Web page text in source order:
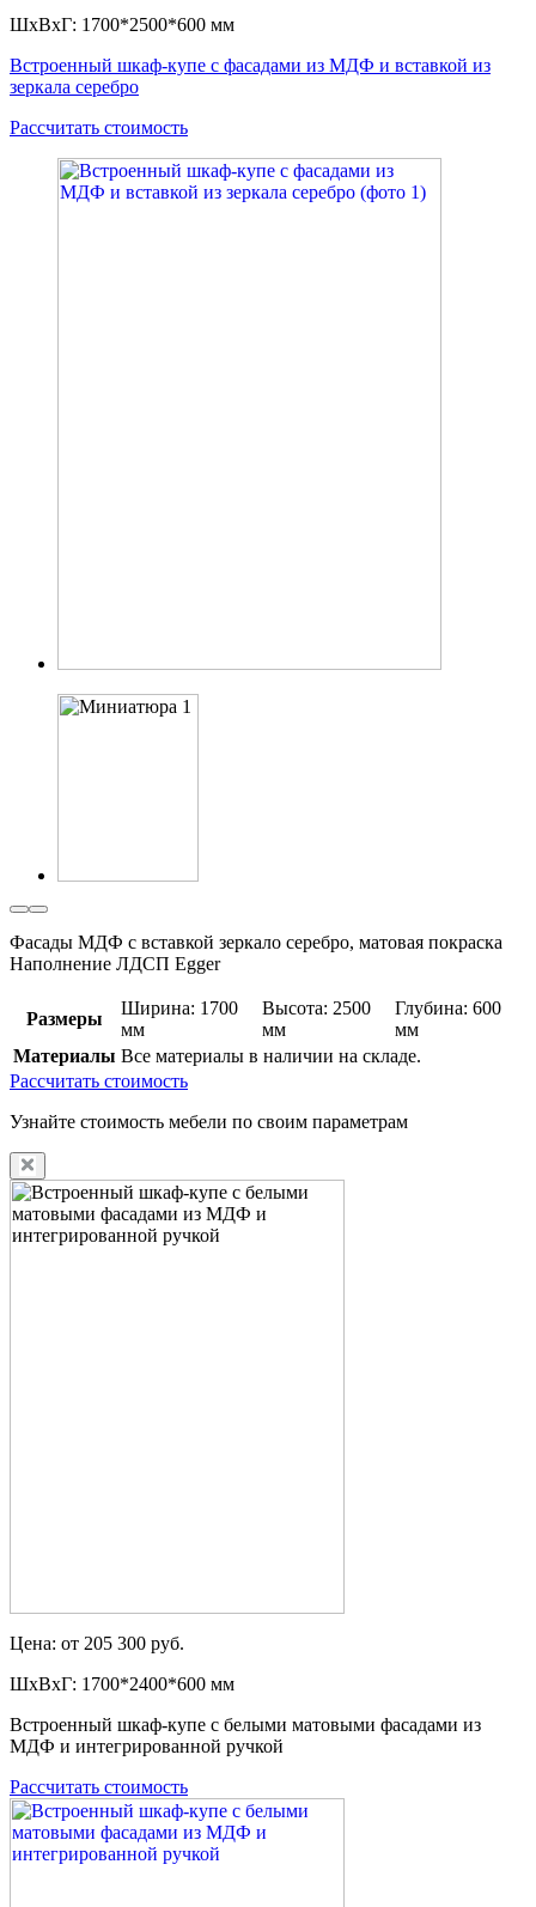
ШxВxГ: 1700*2500*600 мм
Встроенный шкаф-купе с фасадами из МДФ и вставкой из
зеркала серебро
Рассчитать стоимость
Фасады МДФ с вставкой зеркало серебро, матовая покраска
Наполнение ЛДСП Egger
Размеры
Ширина: 1700
мм
Высота: 2500
мм
Глубина: 600
мм
Материалы Все материалы в наличии на складе.
Рассчитать стоимость
Узнайте стоимость мебели по своим параметрам
Цена: от 205 300 руб.
ШxВxГ: 1700*2400*600 мм
Встроенный шкаф-купе с белыми матовыми фасадами из
МДФ и интегрированной ручкой
Рассчитать стоимость